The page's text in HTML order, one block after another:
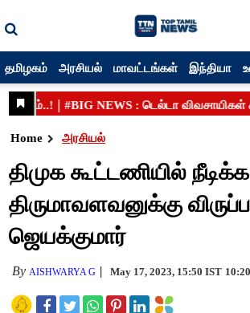
தமிழகம் அரசியல் மாவட்டங்கள் இந்தியா
Home அரசியல்
திமுக கூட்டணியில் நீடிக்க
திருமாவளவனுக்கு
ஜெயக்குமார்
By AISHWARYA G May 17, 2023, 15:50 IST